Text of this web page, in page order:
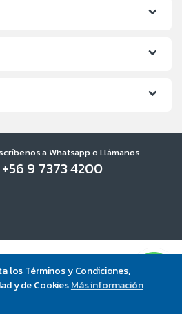
los Términos y Condiciones,
y de CookiesMás información
a Whatsapp o Llámanos
9 7373 4200